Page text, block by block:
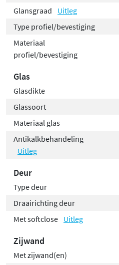
Glansgraad
Uitleg
Type profiel/bevestiging
Materiaal
profiel/bevestiging
Glas
Glasdikte
Glassoort
Materiaal glas
Antikalkbehandeling
Uitleg
Deur
Type deur
Draairichting deur
Met softclose Uitleg
Zijwand
Met zijwand(en)